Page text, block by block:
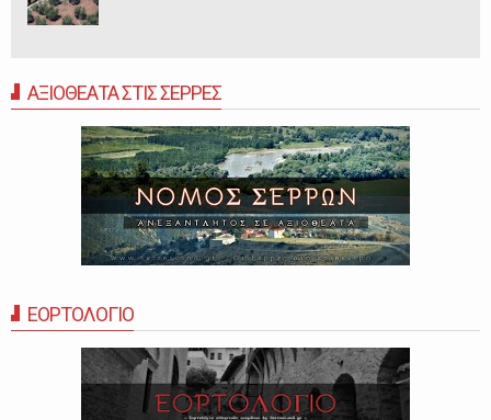
ΑΞΙΟΘΕΑΤΑ ΣΤΙΣ ΣΕΡΡΕΣ
ΕΟΡΤΟΛΟΓΙΟ